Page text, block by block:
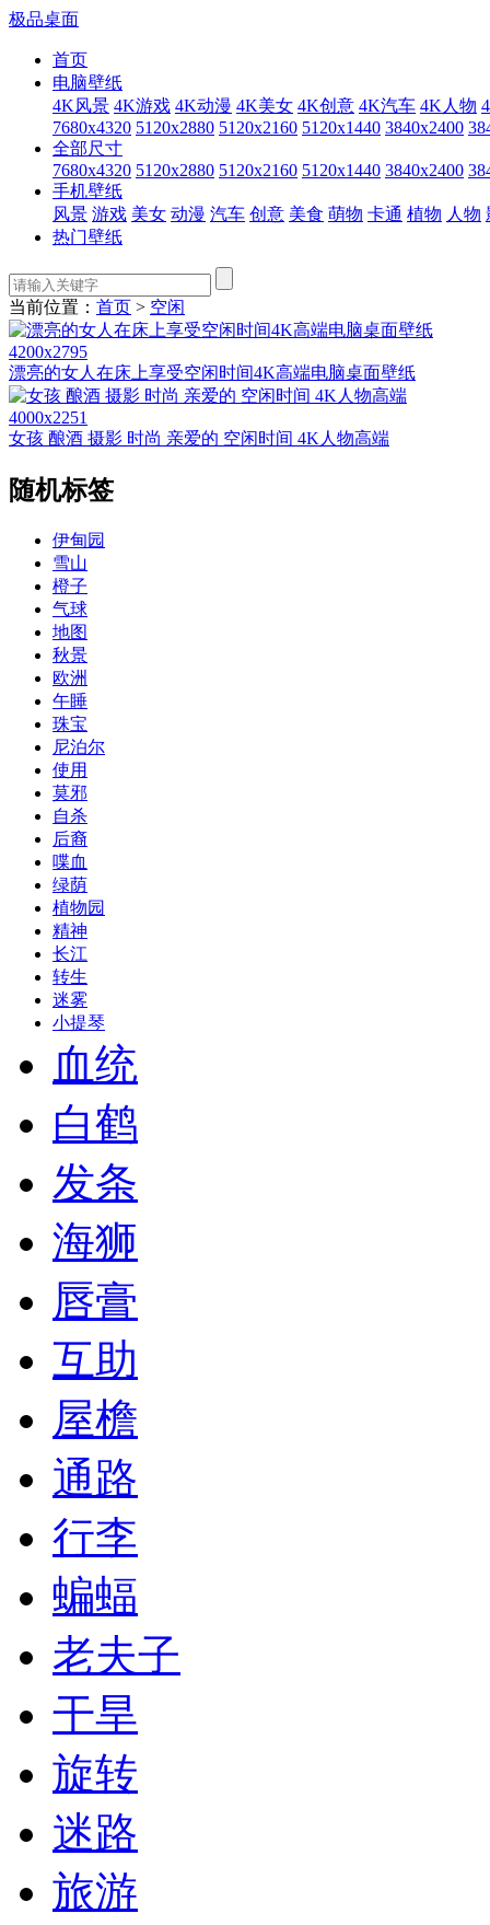
极品桌面
首页
电脑壁纸
4K风景 4K游戏 4K动漫 4K美女 4K创意 4K汽车 4K人物
7680x4320 5120x2880 5120x2160 5120x1440 3840x2400
全部尺寸
7680x4320 5120x2880 5120x2160 5120x1440 3840x2400
手机壁纸
风景 游戏 美女 动漫 汽车 创意 美食 萌物 卡通 植物 人物
热门壁纸
当前位置： 首页 > 空闲
4200x2795
漂亮的女人在床上享受空闲时间4K高端电脑桌面壁纸
4000x2251
女孩 酿酒 摄影 时尚 亲爱的 空闲时间 4K人物高端
随机标签
伊甸园
雪山
橙子
气球
地图
秋景
欧洲
午睡
珠宝
尼泊尔
使用
莫邪
自杀
后裔
喋血
绿荫
植物园
精神
长江
转生
迷雾
小提琴
血统
白鹤
发条
海狮
唇膏
互助
屋檐
通路
行李
蝙蝠
老夫子
干旱
旋转
迷路
旅游